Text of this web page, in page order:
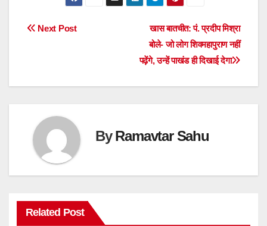
Post
खास बातचीत: पं. प्रदीप मिश्रा
बोले- जो लोग शिवमहापुराण नहीं
पढ़ेंगे, उन्हें पाखंड ही दिखाई देगा
Next Post
ByRamavtar Sahu
Related Post